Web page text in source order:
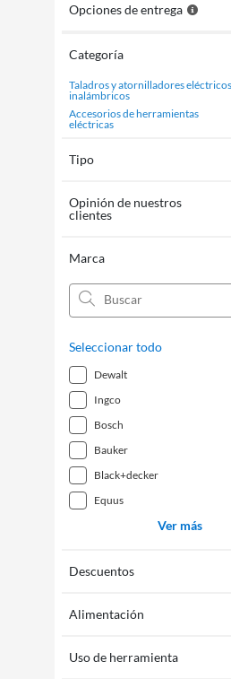
Opciones de entrega
Categoría
taladros y atornilladores eléctricos e
inalámbricos
accesorios de herramientas
eléctricas
Tipo
Opinión de nuestros
clientes
Marca
Seleccionar todo
dewalt
ingco
bosch
bauker
black+decker
equus
Ver más
Descuentos
Alimentación
Uso de herramienta